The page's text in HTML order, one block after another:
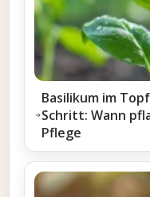
Basilikum im
Schritt: Wann
Pflege